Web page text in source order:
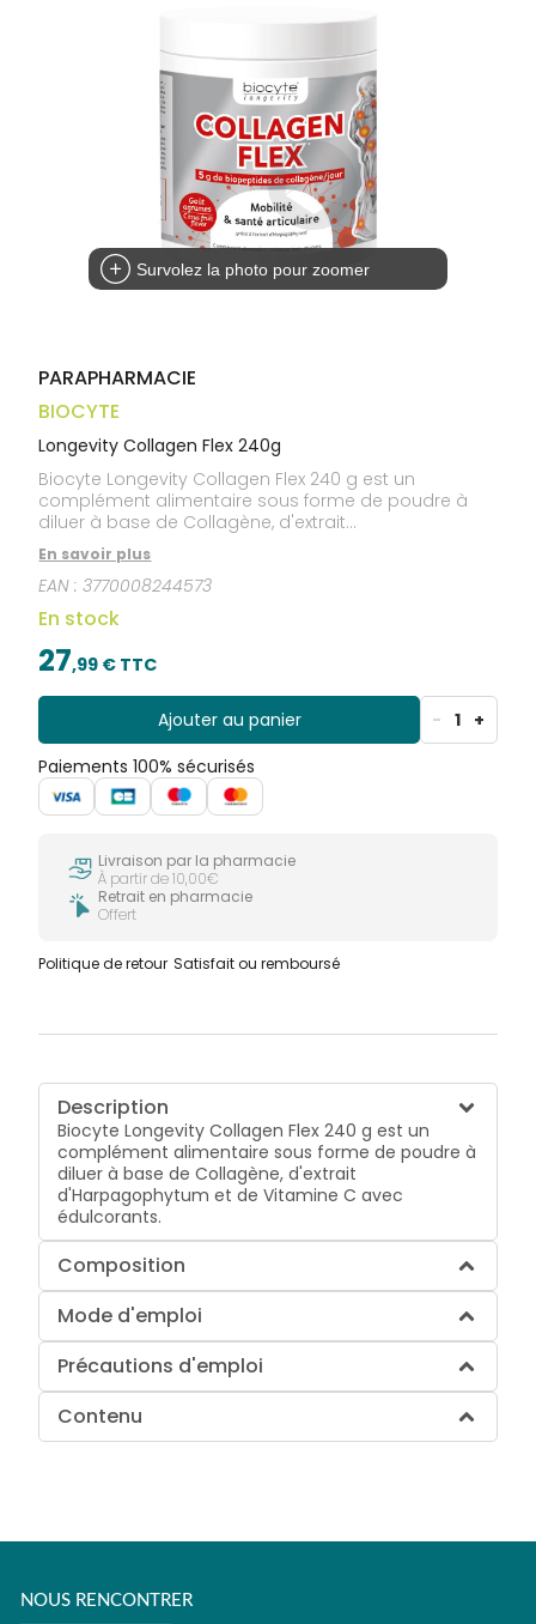
Homme
Solaire
Visage
Survolez la photo pour zoomer
PARAPHARMACIE
BIOCYTE
Longevity Collagen Flex 240g
Biocyte Longevity Collagen Flex 240 g est un
complément alimentaire sous forme de poudre à
diluer à base de Collagène, d'extrait
d'Harpagophytum et de Vitamine C avec
édulcorants.
En savoir plus
EAN :3770008244573
En stock
27,99 € TTC
Ajouter au panier - 1 +
Paiements 100% sécurisés
Livraison par la pharmacie
À partir de 10,00€
Retrait en pharmacie
Offert
Politique de retour Satisfait ou remboursé
Description
Biocyte Longevity Collagen Flex 240 g est un
complément alimentaire sous forme de poudre à
diluer à base de Collagène, d'extrait
d'Harpagophytum et de Vitamine C avec
édulcorants.
Composition
Mode d'emploi
Précautions d'emploi
Contenu
NOUS RENCONTRER